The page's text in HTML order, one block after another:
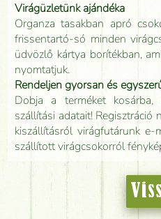
Virágüzletünk ajándéka
Organza tasakban apró
frissentartó-só minden
üdvözlő kártya borítékban,
nyomtatjuk.
Rendeljen gyorsan és
Dobja a terméket
szállítási adatait! Regisztráció
kiszállításról virágfutárunk
szállított virágcsokorról